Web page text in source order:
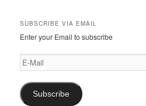
SUBSCRIBE VIA EMAIL
Enter your Email to subscribe
E-
Mail
Subscribe